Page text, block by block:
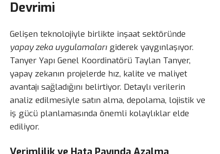
Devrimi
Gelişen teknolojiyle birlikte inşaat sektöründe
yapay zeka uygulamaları giderek yaygınlaşıyor.
Tanyer Yapı Genel Koordinatörü Taylan Tanyer,
yapay zekanın projelerde hız, kalite ve maliyet
avantajı sağladığını belirtiyor. Detaylı verilerin
analiz edilmesiyle satın alma, depolama, lojistik ve
iş gücü planlamasında önemli kolaylıklar elde
ediliyor.